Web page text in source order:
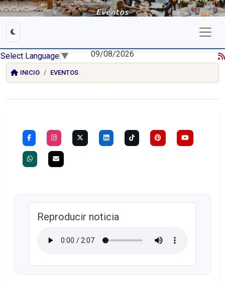
Select Language ▼ 09/08/2026
INICIO EVENTOS
Reproducir noticia